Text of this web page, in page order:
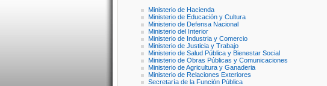
Ministerio de Hacienda
Ministerio de Educación y Cultura
Ministerio de Defensa Nacional
Ministerio del Interior
Ministerio de Industria y Comercio
Ministerio de Justicia y Trabajo
Ministerio de Salud Pública y Bienestar Social
Ministerio de Obras Públicas y Comunicaciones
Ministerio de Agricultura y Ganaderia
Ministerio de Relaciones Exteriores
Secretaría de la Función Pública